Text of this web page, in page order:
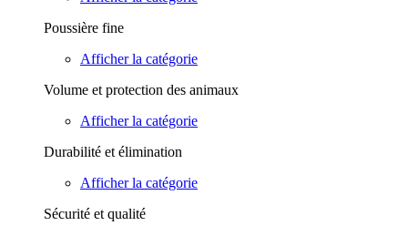
Poussière fine
Afficher la catégorie
Volume et protection des animaux
Afficher la catégorie
Durabilité et élimination
Afficher la catégorie
Sécurité et qualité